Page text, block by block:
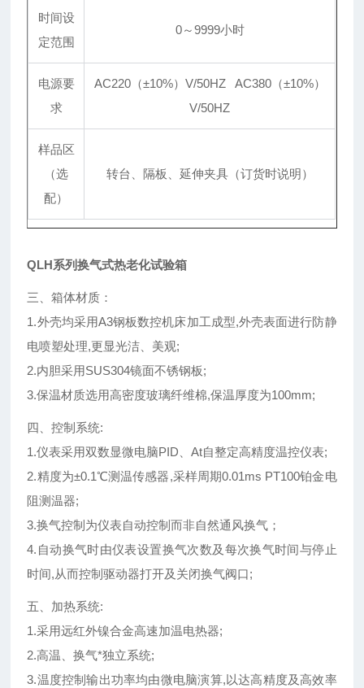
时间设
定范围
0～9999小时
电源要
求
AC220（±10%）V/50HZ AC380（±10%）
V/50HZ
样品区
（选
配）
转台、隔板、延伸夹具（订货时说明）
QLH系列换气式热老化试验箱
三、箱体材质：
1.外壳均采用A3钢板数控机床加工成型,外壳表面进行防静
电喷塑处理,更显光洁、美观;
2.内胆采用SUS304镜面不锈钢板;
3.保温材质选用高密度玻璃纤维棉,保温厚度为100mm;
四、控制系统:
1.仪表采用双数显微电脑PID、At自整定高精度温控仪表;
2.精度为±0.1℃测温传感器,采样周期0.01ms PT100铂金电
阻测温器;
3.换气控制为仪表自动控制而非自然通风换气；
4.自动换气时由仪表设置换气次数及每次换气时间与停止
时间,从而控制驱动器打开及关闭换气阀口;
五、加热系统:
1.采用远红外镍合金高速加温电热器;
2.高温、换气*独立系统;
3.温度控制输出功率均由微电脑演算,以达高精度及高效率